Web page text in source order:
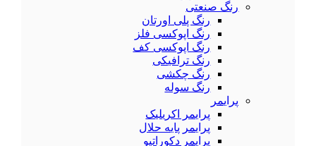
رنگ صنعتی
رنگ پلی اورتان
رنگ اپوکسی فلز
رنگ اپوکسی کف
رنگ ترافیکی
رنگ چکشی
رنگ سوله
پرایمر
پرایمر اکریلیک
پرایمر پایه حلال
پرایمر دکوراتیو